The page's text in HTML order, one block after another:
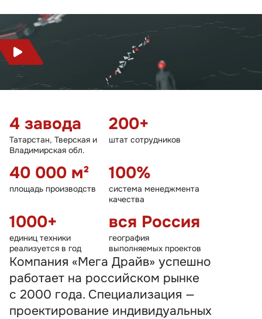
Компания «Мега Драйв» успешно
работает на российском рынке
с 2000 года. Специализация —
проектирование индивидуальных
4 завода
Татарстан, Тверская и
Владимирская обл.
200+
штат сотрудников
40 000 м²
площадь производств
100%
система менеджмента
качества
1000+
единиц техники
реализуется в год
вся Россия
география
выполняемых проектов